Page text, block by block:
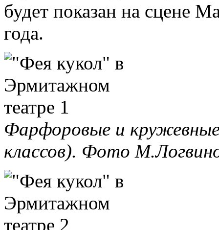
будет показан на сцене
года.
Фарфоровые и
классов). Фото